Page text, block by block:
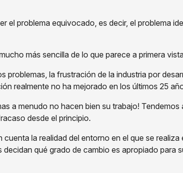
el problema equivocado, es decir, el problema
más sencilla de lo que parece a primera
problemas, la frustración de la industria por
realmente no ha mejorado en los últimos 25
a menudo no hacen bien su trabajo! Tendemos
desde el principio.
la realidad del entorno en el que se
qué grado de cambio es apropiado para